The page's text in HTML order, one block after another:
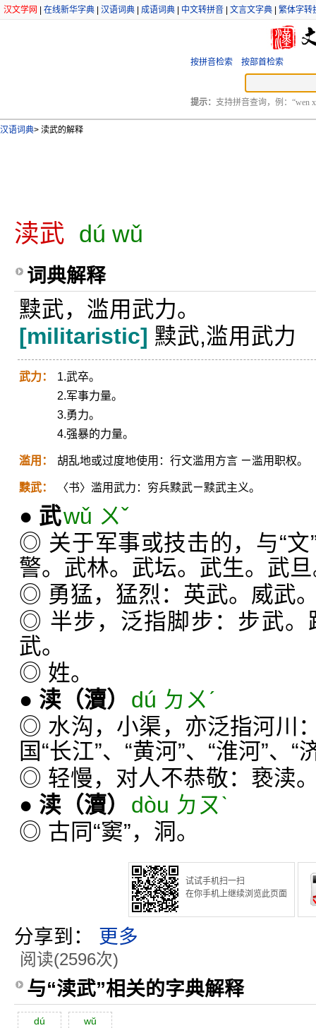
汉文学网 在线新华字典 汉语词典 成语词典 中文转拼音 文言文字典 繁体字转
按拼音检索 按部首检索
提示： 支持拼音查询，例：“wen
汉语词典> 渎武的解释
渎武 dú wǔ
词典解释
黩武，滥用武力。
[militaristic] 黩武,滥用武力
武力：
1.武卒。
2.军事力量。
3.勇力。
4.强暴的力量。
滥用： 胡乱地或过度地使用：行文滥用方言 ㄧ滥用职权。
黩武： 〈书〉滥用武力：穷兵黩武ㄧ黩武主义。
● 武wǔ ㄨˇ
◎ 关于军事或技击的，与“文
警。武林。武坛。武生。武
◎ 勇猛，猛烈：英武。威武
◎ 半步，泛指脚步：步武。
武。
◎ 姓。
● 渎 （瀆）
dú ㄉㄨˊ
◎ 水沟，小渠，亦泛指河川
国“长江”、“黄河”、“淮河”、
◎ 轻慢，对人不恭敬：亵渎
● 渎 （瀆）
dòu ㄉㄡˋ
◎ 古同“窦”，洞。
试试手机扫一扫
在你手机上继续浏览此页面
分享到： 更多
阅读(2596次)
与“渎武”相关的字典解释
dú wŭ